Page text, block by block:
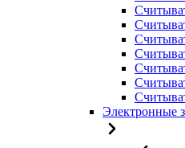
Электронные